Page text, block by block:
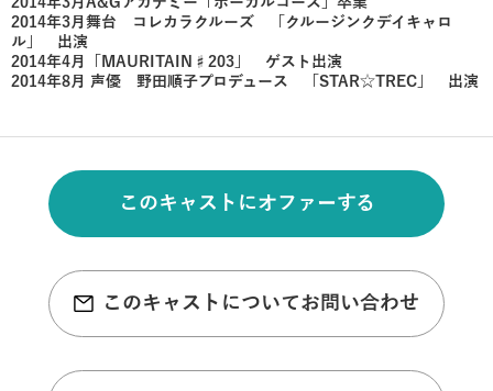
2014年3月舞台 コレカラクルーズ 「クルージンクデイキャロ
ル」 出演
2014年4月「MAURITAIN♯203」 ゲスト出演
2014年8月 声優 野田順子プロデュース 「STAR☆TREC」 出演
このキャストにオファーする
このキャストについてお問い合わせ